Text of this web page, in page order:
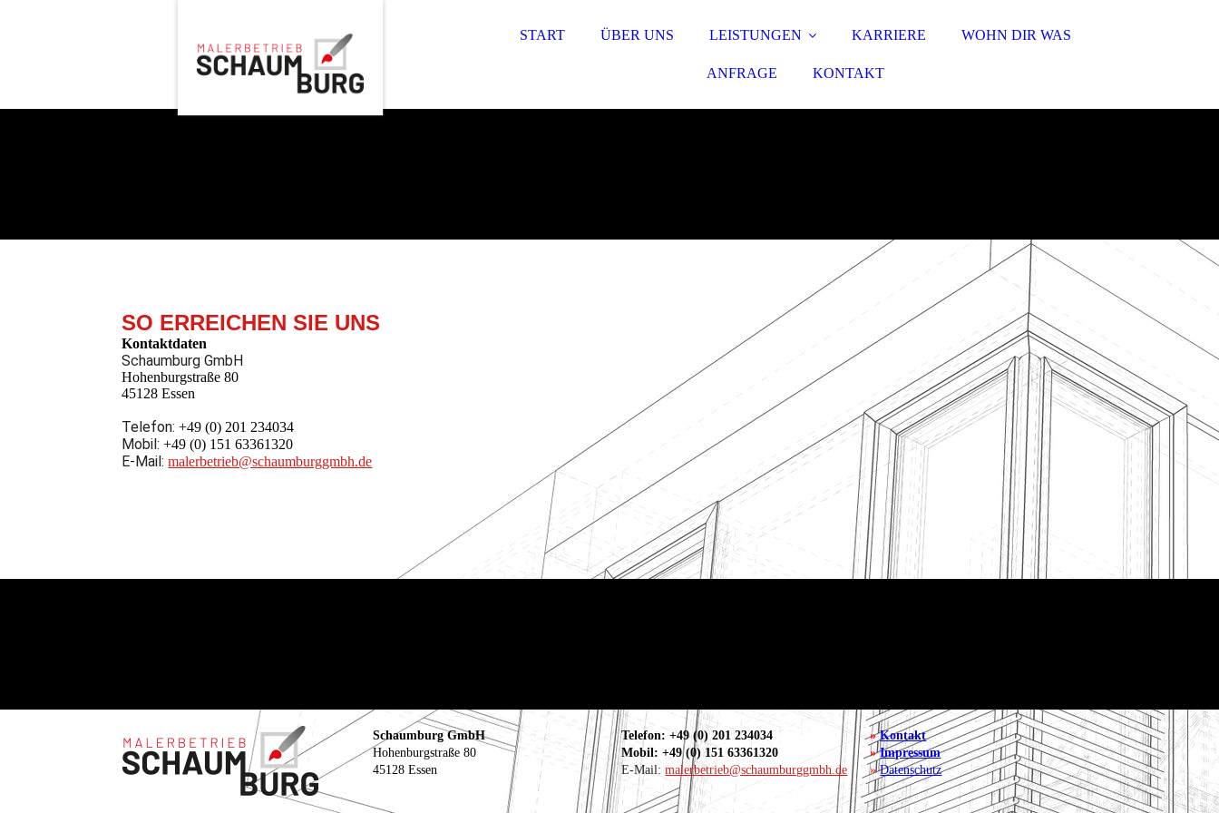
START ÜBER UNS LEISTUNGEN KARRIERE WOHN DIR WAS
ANFRAGE KONTAKT
SO ERREICHEN SIE UNS
Kontaktdaten
Schaumburg GmbH
Hohenburgstraße 80
45128 Essen
Telefon:+49 (0) 201 234034
Mobil:+49 (0) 151 63361320
E-Mail:malerbetrieb@schaumburggmbh.de
Schaumburg GmbH
Hohenburgstraße 80
45128 Essen
Telefon: +49 (0) 201 234034
Mobil: +49 (0) 151 63361320
E-Mail: malerbetrieb@schaumburggmbh.de
»Kontakt
»Impressum
»Datenschutz